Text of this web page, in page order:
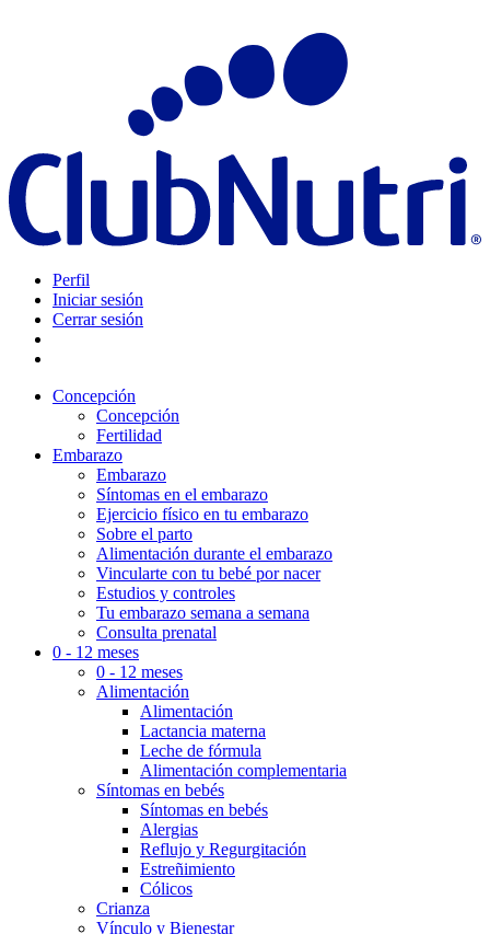
Perfil
Iniciar sesión
Cerrar sesión
Concepción
Concepción
Fertilidad
Embarazo
Embarazo
Síntomas en el embarazo
Ejercicio físico en tu embarazo
Sobre el parto
Alimentación durante el embarazo
Vincularte con tu bebé por nacer
Estudios y controles
Tu embarazo semana a semana
Consulta prenatal
0 - 12 meses
0 - 12 meses
Alimentación
Alimentación
Lactancia materna
Leche de fórmula
Alimentación complementaria
Síntomas en bebés
Síntomas en bebés
Alergias
Reflujo y Regurgitación
Estreñimiento
Cólicos
Crianza
Vínculo y Bienestar